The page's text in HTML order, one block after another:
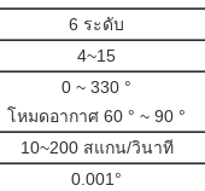
6 ระดับ
4~15
0 ~ 330 °
โหมดอากาศ 60 ° ~ 90 °
10~200 สแกน/วินาที
0.001°